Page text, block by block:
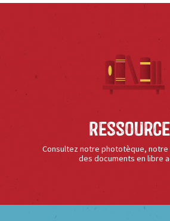
Consultez notre phototèque,
des documents en libre